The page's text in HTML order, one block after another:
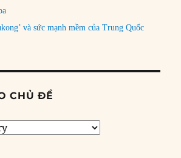
và sức mạnh mềm của Trung Quốc
CHỦ ĐỀ